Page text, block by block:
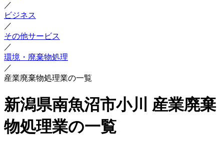
／
ビジネス
／
その他サービス
／
環境・廃棄物処理
／
産業廃棄物処理業の一覧
新潟県南魚沼市小川 産業廃棄
物処理業の一覧